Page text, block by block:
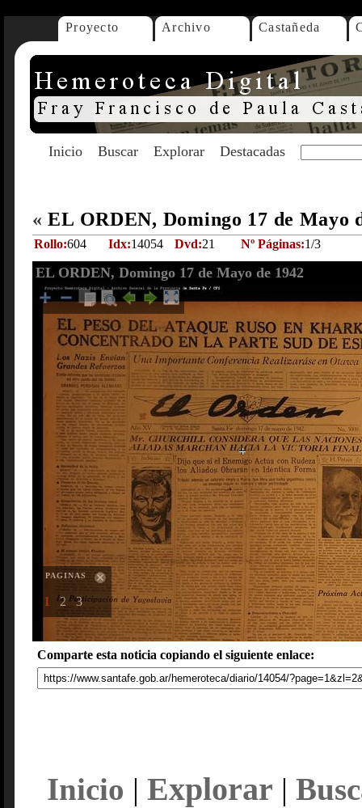
Proyecto Archivo Castañeda
Inicio Buscar Explorar Destacadas
« EL ORDEN, Domingo 17 de Mayo
Rollo:604 Idx:14054 Dvd:21 Nº Páginas:1/3
EL ORDEN, Domingo 17 de Mayo de 1942
PAGINAS
1 2 3
Comparte esta noticia copiando el siguiente enlace:
Inicio | Explorar |